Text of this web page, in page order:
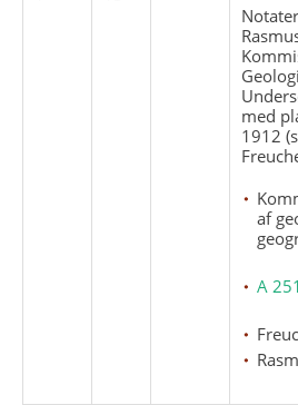
med
1912
af
A 251